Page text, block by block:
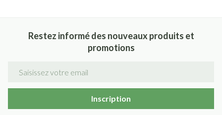
Restez informé des nouveaux produits et
promotions
Inscription